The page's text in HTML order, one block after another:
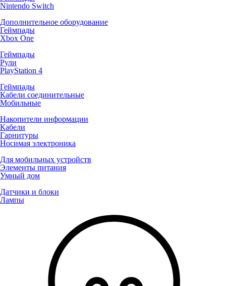
Nintendo Switch
Дополнительное оборудование
Геймпады
Xbox One
Геймпады
Рули
PlayStation 4
Геймпады
Кабели соединительные
Мобильные
Накопители информации
Кабели
Гарнитуры
Носимая электроника
Для мобильных устройств
Элементы питания
Умный дом
Датчики и блоки
Лампы